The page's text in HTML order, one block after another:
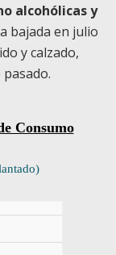
alcohólicas y
bajada en julio
y calzado,